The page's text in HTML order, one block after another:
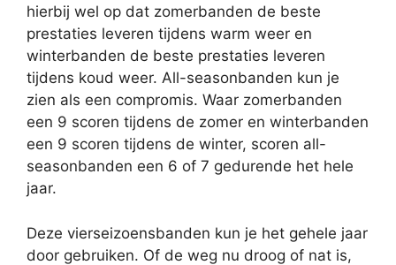
hierbij wel op dat zomerbanden de beste
prestaties leveren tijdens warm weer en
winterbanden de beste prestaties leveren
tijdens koud weer. All-seasonbanden kun je
zien als een compromis. Waar zomerbanden
een 9 scoren tijdens de zomer en winterbanden
een 9 scoren tijdens de winter, scoren all-
seasonbanden een 6 of 7 gedurende het hele
jaar.
Deze vierseizoensbanden kun je het gehele jaar
door gebruiken. Of de weg nu droog of nat is,